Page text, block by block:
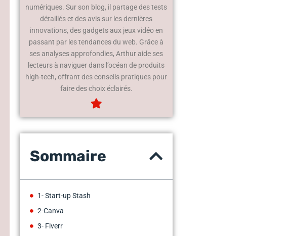
numériques. Sur son blog, il partage des tests
détaillés et des avis sur les dernières
innovations, des gadgets aux jeux vidéo en
passant par les tendances du web. Grâce à
ses analyses approfondies, Arthur aide ses
lecteurs à naviguer dans l’océan de produits
high-tech, offrant des conseils pratiques pour
faire des choix éclairés.
Sommaire
1- Start-up Stash
2-Canva
3- Fiverr